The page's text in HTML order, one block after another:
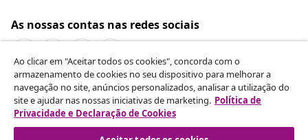
As nossas contas nas redes sociais
Rescindir o contrato
Envie um pedido de rescisão da sua encomenda.
Ao clicar em "Aceitar todos os cookies", concorda com o
armazenamento de cookies no seu dispositivo para melhorar a
navegação no site, anúncios personalizados, analisar a utilização do
site e ajudar nas nossas iniciativas de marketing. Política de
Privacidade e Declaração de Cookies